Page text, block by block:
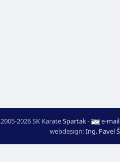
2026 SK KarateSpartak- e-mail
webdesign:Ing. Pavel